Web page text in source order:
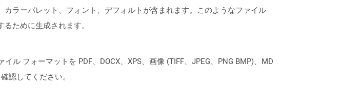
ラーパレット、フォント、デフォルトが含まれます。このようなファイル
ために生成されます。
フォーマットを PDF、DOCX、XPS、画像 (TIFF、JPEG、PNG BMP)、MD
認してください。